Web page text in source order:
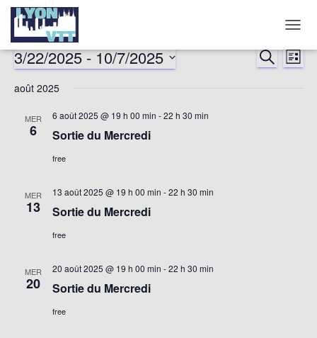
LA
RECHERCHE
LISTE
3/22/2025 - 10/7/2025
une
août 2025
MER
6
6 août 2025 @ 19 h 00 min -22 h 30 min
Sortie du Mercredi
free
MER
13
13 août 2025 @ 19 h 00 min -22 h 30 min
Sortie du Mercredi
free
MER
20
20 août 2025 @ 19 h 00 min -22 h 30 min
Sortie du Mercredi
free